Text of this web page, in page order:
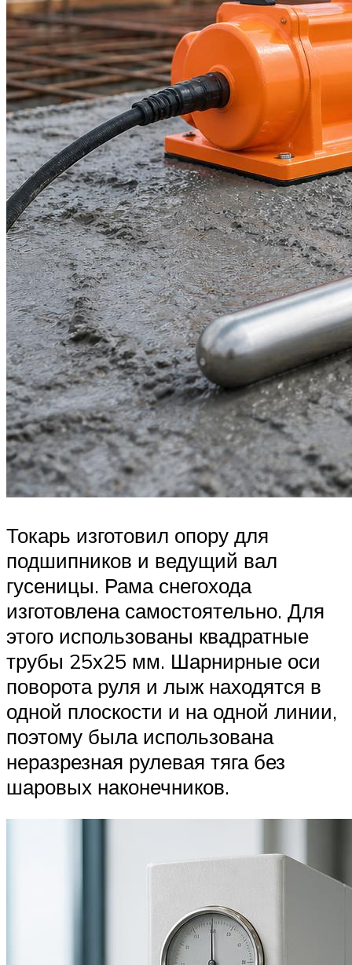
Токарь изготовил опору для
подшипников и ведущий вал
гусеницы. Рама снегохода
изготовлена самостоятельно. Для
этого использованы квадратные
трубы 25х25 мм. Шарнирные оси
поворота руля и лыж находятся в
одной плоскости и на одной линии,
поэтому была использована
неразрезная рулевая тяга без
шаровых наконечников.